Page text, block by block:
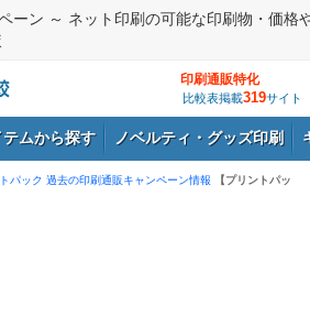
ーン ～ ネット印刷の可能な印刷物・価格
印刷通販特化
比較表掲載319サイト
テムから探す ノベルティ・グッズ印刷
パック 過去の印刷通販キャンペーン情報
【プリントパッ